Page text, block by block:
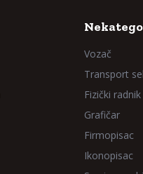
Vozač
Transport
Fizički radnik
Grafičar
Firmopisac
Ikonopisac